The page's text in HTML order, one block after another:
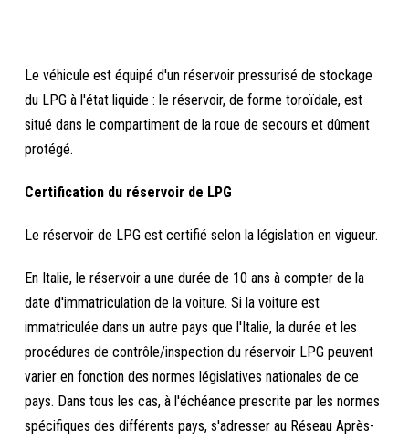
Le véhicule est équipé d'un réservoir pressurisé de stockage
du LPG à l'état liquide : le réservoir, de forme toroïdale, est
situé dans le compartiment de la roue de secours et dûment
protégé.
Certification du réservoir de LPG
Le réservoir de LPG est certifié selon la législation en vigueur.
En Italie, le réservoir a une durée de 10 ans à compter de la
date d'immatriculation de la voiture. Si la voiture est
immatriculée dans un autre pays que l'Italie, la durée et les
procédures de contrôle/inspection du réservoir LPG peuvent
varier en fonction des normes législatives nationales de ce
pays. Dans tous les cas, à l'échéance prescrite par les normes
spécifiques des différents pays, s'adresser au Réseau Après-